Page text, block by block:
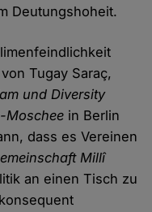
Deutungshoheit.
Tugay Saraç,
und Diversity
Moschee in Berlin
dass es Vereinen
Millî
an einen Tisch zu